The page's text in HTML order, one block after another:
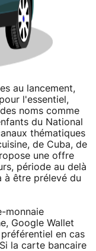
au lancement,
l'essentiel,
noms comme
du National
thématiques
de Cuba, de
une offre
période au delà
à être prélevé du
monnaie
Google Wallet
en cas
la carte bancaire